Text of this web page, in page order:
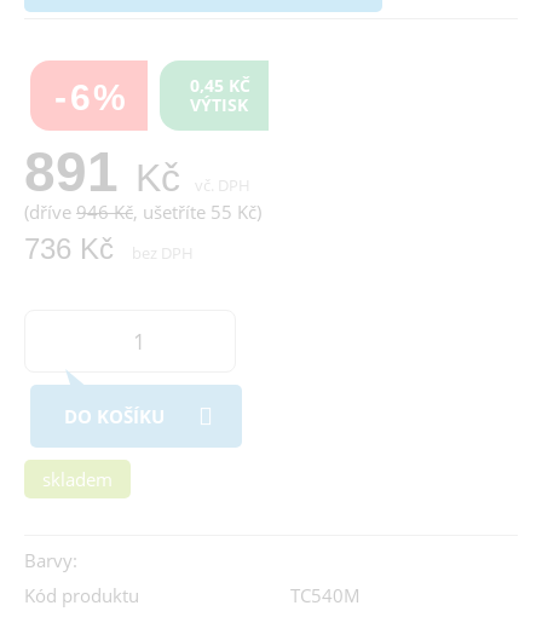
-6%
0,45 KČ
VÝTISK
891 Kč vč. DPH
(dříve 946 Kč, ušetříte 55 Kč)
736 Kč bez DPH
DO KOŠÍKU
skladem
Barvy:
Kód produktu
TC540M